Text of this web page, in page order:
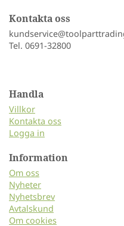
Kontakta oss
Tel. 0691-32800
Handla
Villkor
Kontakta oss
Logga in
Information
Om oss
Nyheter
Nyhetsbrev
Avtalskund
Om cookies